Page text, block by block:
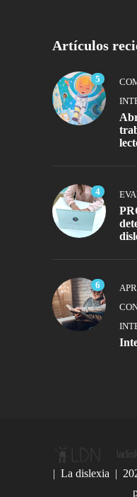
Artículos
5
4
6
| La dislexia |